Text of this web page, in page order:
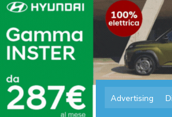
Advertising